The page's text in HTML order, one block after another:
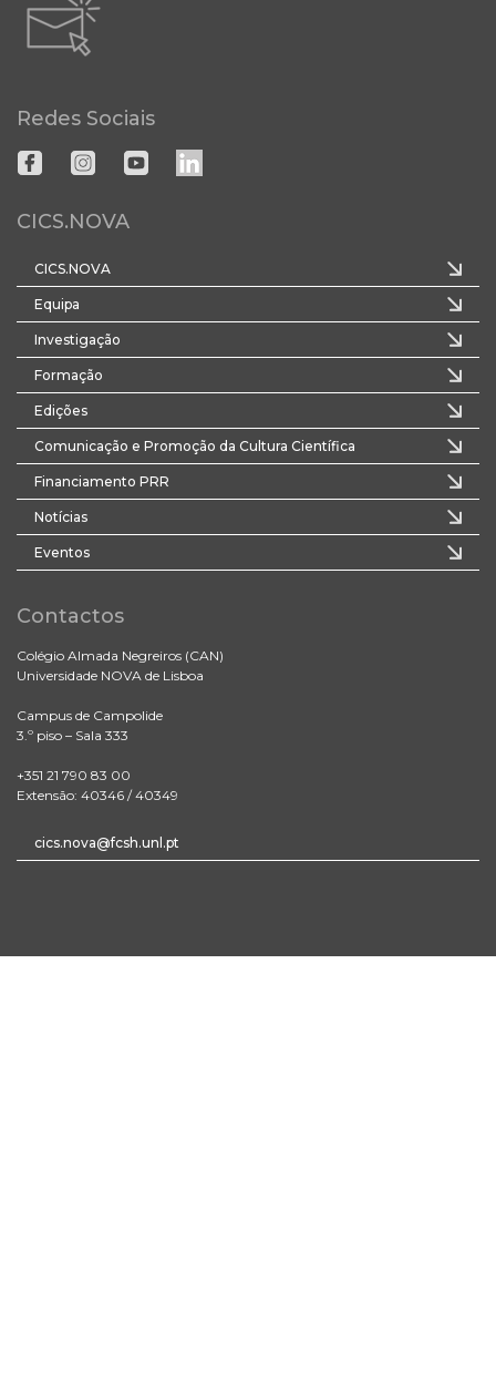
Redes Sociais
CICS.NOVA
CICS.NOVA
Equipa
Investigação
Formação
Edições
Comunicação e Promoção da Cultura Científica
Financiamento PRR
Notícias
Eventos
Contactos
Colégio Almada Negreiros (CAN)
Universidade NOVA de Lisboa
Campus de Campolide
3.º piso – Sala 333
+351 21 790 83 00
Extensão: 40346 / 40349
cics.nova@fcsh.unl.pt